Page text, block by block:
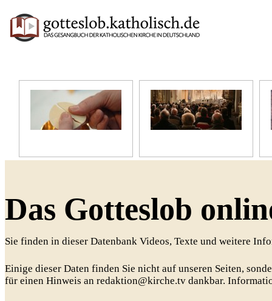
Das Gotteslob
Sie finden in dieser Datenbank Videos, Texte und weitere
Einige dieser Daten finden Sie nicht auf unseren Seiten,
für einen Hinweis an redaktion@kirche.tv dankbar.